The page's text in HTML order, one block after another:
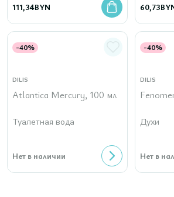
111,34BYN 60,73
-40%
DILIS
Atlantica Mercury, 100 мл
Туалетная вода
Нет в наличии
-40%
DILIS
Духи
Нет в